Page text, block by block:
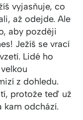
vyjasňuje, co
až odejde. Ale
aby později
Ježíš se vrací
Lidé ho
z dohledu.
protože teď už
kam odchází.